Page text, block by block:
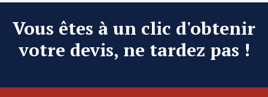
Vous êtes à un clic d'obtenir
votre devis, ne tardez pas !